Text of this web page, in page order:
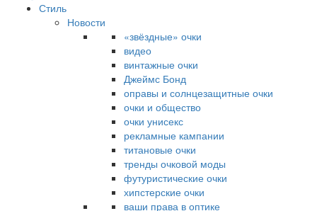
Стиль
Новости
«звёздные» очки
видео
винтажные очки
Джеймс Бонд
оправы и солнцезащитные очки
очки и общество
очки унисекс
рекламные кампании
титановые очки
тренды очковой моды
футуристические очки
хипстерские очки
ваши права в оптике